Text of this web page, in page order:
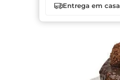
Entrega em casa